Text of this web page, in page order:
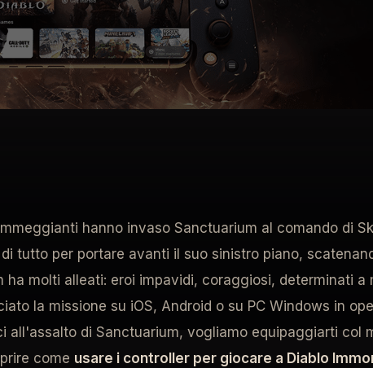
hanno invaso Sanctuarium al comando di
tutto per portare avanti il suo sinistro piano,
ha molti alleati: eroi impavidi, coraggiosi, determinati
la missione su iOS, Android o su PC Windows in
all'assalto di Sanctuarium, vogliamo equipaggiarti col
come usare i controller per giocare a Diablo